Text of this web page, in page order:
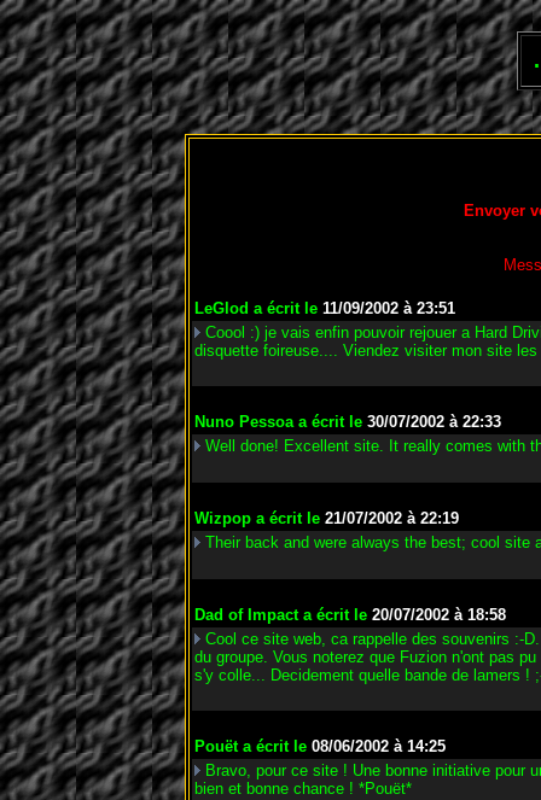
Envoyer
LeGlod a écrit le 11/09/2002 à 23:51
Coool :) je vais enfin pouvoir rejouer a Hard
disquette foireuse.... Viendez visiter mon site
Nuno Pessoaa écrit le 30/07/2002 à 22:33
Well done! Excellent site. It really comes with
Wizpop a écrit le 21/07/2002 à 22:19
Their back and were always the best; cool site
Dad of Impacta écrit le 20/07/2002 à 18:58
Cool ce site web, ca rappelle des souvenirs :-
du groupe. Vous noterez que Fuzion n'ont pas
s'y colle... Decidement quelle bande de lamers !
Pouëta écrit le 08/06/2002 à 14:25
Bravo, pour ce site ! Une bonne initiative pour
bien et bonne chance ! *Pouët*